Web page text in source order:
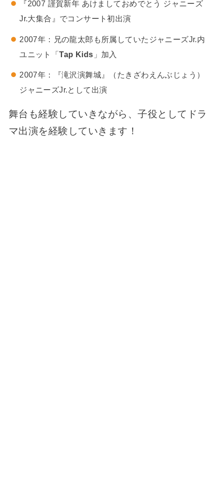
『2007 謹賀新年 あけましておめでとう ジャニーズ
Jr.大集合』でコンサート初出演
2007年：兄の龍太郎も所属していたジャニーズJr.内
ユニット「Tap Kids 」加入
2007年：『滝沢演舞城』（たきざわえんぶじょう）
ジャニーズJr.として出演
舞台も経験していきながら、子役としてドラ
マ出演を経験していきます！